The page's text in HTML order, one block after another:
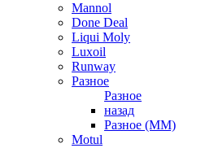
Mannol
Done Deal
Liqui Moly
Luxoil
Runway
Разное
Разное
назад
Разное (ММ)
Motul